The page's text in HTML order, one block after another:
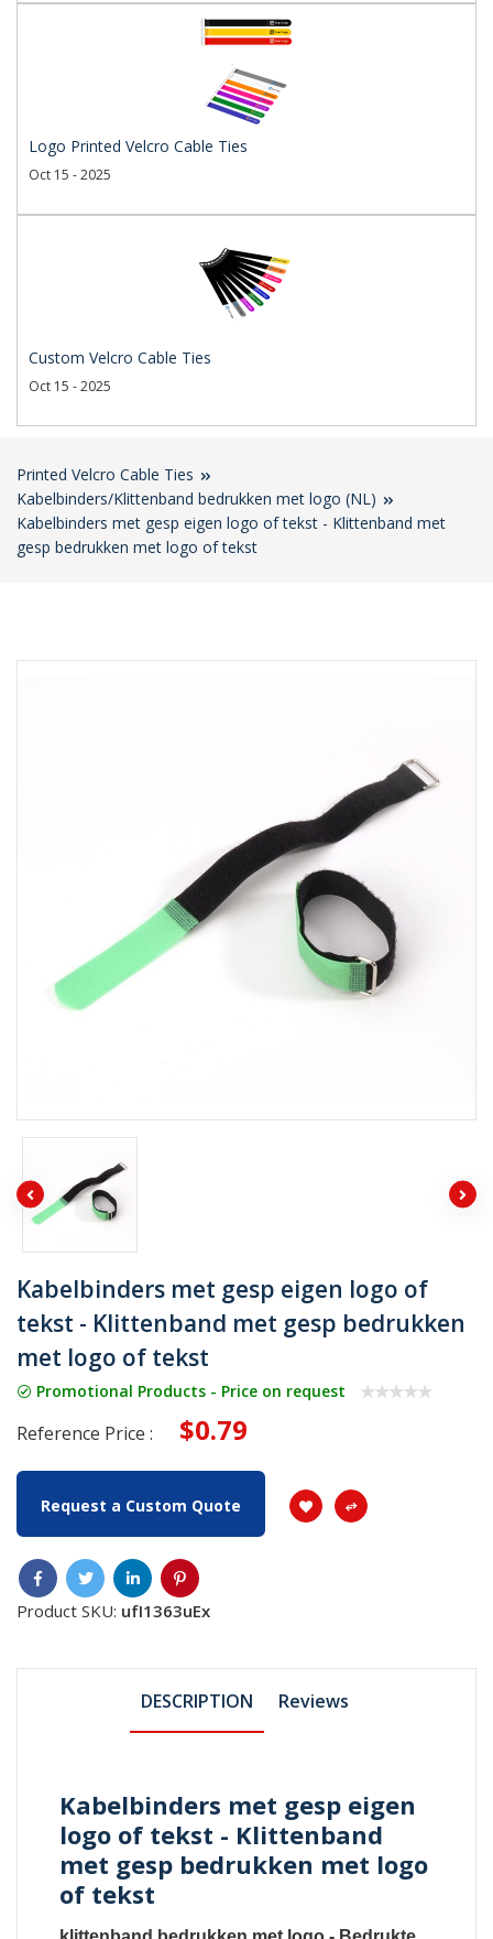
Logo Printed Velcro Cable Ties
Oct 15 - 2025
Custom Velcro Cable Ties
Oct 15 - 2025
Printed Velcro Cable Ties
Kabelbinders/Klittenband bedrukken met logo (NL)
Kabelbinders met gesp eigen logo of tekst - Klittenband met
gesp bedrukken met logo of tekst
Kabelbinders met gesp eigen logo of
tekst - Klittenband met gesp bedrukken
met logo of tekst
Promotional Products - Price on request
Reference Price : $0.79
Request a Custom Quote
Product SKU: ufI1363uEx
DESCRIPTION Reviews
Kabelbinders met gesp eigen
logo of tekst - Klittenband
met gesp bedrukken met logo
of tekst